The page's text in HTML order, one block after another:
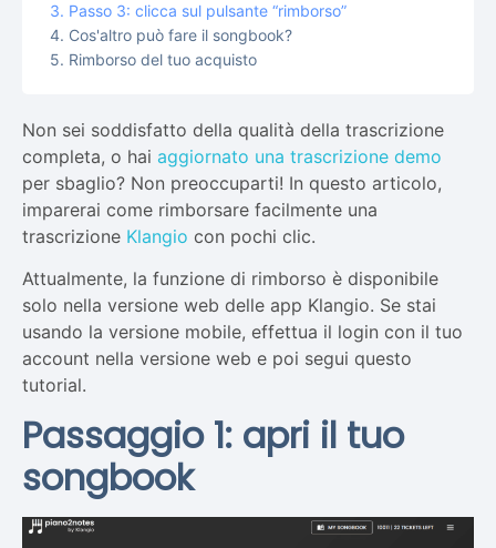
Passo 3: clicca sul pulsante “rimborso”
Cos'altro può fare il songbook?
Rimborso del tuo acquisto
Non sei soddisfatto della qualità della trascrizione
completa, o hai aggiornato una trascrizione demo
per sbaglio? Non preoccuparti! In questo articolo,
imparerai come rimborsare facilmente una
trascrizione Klangio con pochi clic.
Attualmente, la funzione di rimborso è disponibile
solo nella versione web delle app Klangio. Se stai
usando la versione mobile, effettua il login con il tuo
account nella versione web e poi segui questo
tutorial.
Passaggio 1: apri il tuo
songbook